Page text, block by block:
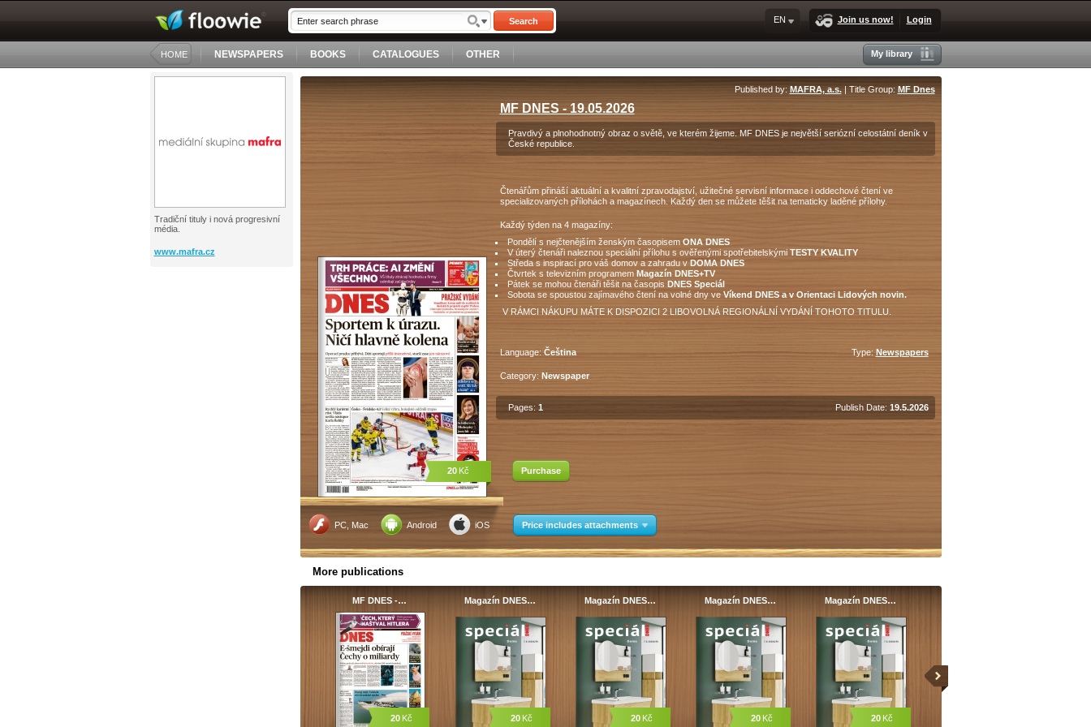
Search Join us now! Login
EN
HOME NEWSPAPERS BOOKS CATALOGUES OTHER My library
Tradiční tituly i nová progresivní
média.
www.mafra.cz
PC, Mac Android iOS
20 Kč
Published by: MAFRA, a.s.| Title Group: MF Dnes
MF DNES - 19.05.2026
Pravdivý a plnohodnotný obraz o světě, ve kterém žijeme. MF DNES je největší seriózní celostátní deník v
České republice.
Čtenářům přináší aktuální a kvalitní zpravodajství, užitečné servisní informace i oddechové čtení ve
specializovaných přílohách a magazínech. Každý den se můžete těšit na tematicky laděné přílohy.
Každý týden na 4 magazíny:
Pondělí s nejčtenějším ženským časopisem ONA DNES
V úterý čtenáři naleznou speciální přílohu s ověřenými spotřebitelskými TESTY KVALITY
Středa s inspirací pro váš domov a zahradu vDOMA DNES
Čtvrtek s televizním programem Magazín DNES+TV
Pátek se mohou čtenáři těšit na časopis DNES Speciál
Sobota se spoustou zajímavého čtení na volné dny veVíkend DNES a v Orientaci Lidových novin.
V RÁMCI NÁKUPU MÁTE K DISPOZICI 2 LIBOVOLNÁ REGIONÁLNÍ VYDÁNÍ TOHOTO TITULU.
Language: Čeština Type:Newspapers
Category: Newspaper
Pages: 1 Publish Date: 19.5.2026
Purchase
Price includes attachments
More publications
MF DNES -…
20Kč
Magazín DNES…
20 Kč
Magazín DNES…
20 Kč
Magazín DNES…
20 Kč
Magazín DNES…
20 Kč